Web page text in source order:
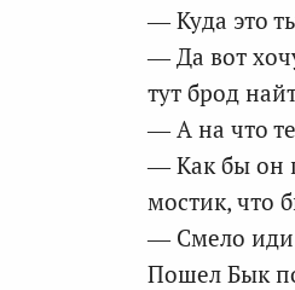
— Куда это
— Да вот
тут брод
— А на что
— Как бы он
мостик, что
— Смело
Пошел Бык